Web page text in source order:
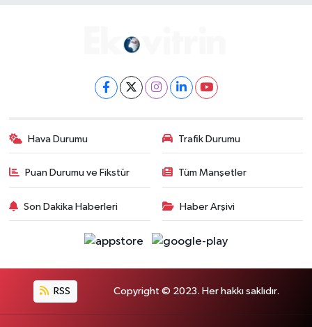
Hava Durumu Trafik Durumu
Puan Durumu ve Fikstür Tüm Manşetler
Son Dakika Haberleri Haber Arşivi
RSS Copyright © 2023. Her hakkı saklıdır.